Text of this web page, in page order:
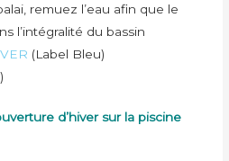
remuez l’eau afin que le
l’intégralité du bassin
(Label Bleu)
d’hiver sur la piscine